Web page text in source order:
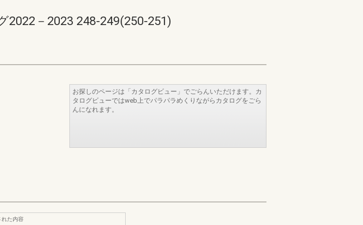
－2023 248-249(250-251)
お探しのページは「カタログビュー」でごらんいただけます。カ
タログビューではweb上でパラパラめくりながらカタログをごら
んになれます。
れた内容